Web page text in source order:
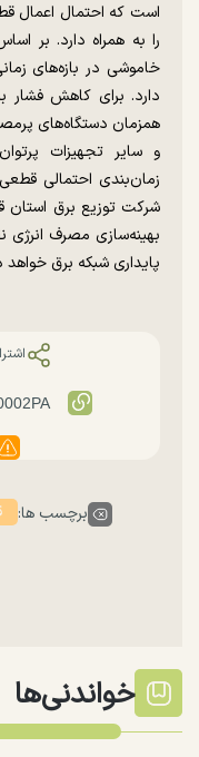
است که احتمال اعمال
را به همراه دارد. بر
خاموشی در بازه‌های
دارد. برای کاهش فشار
همزمان دستگاه‌های
و سایر تجهیزات
زمان‌بندی احتمالی
شرکت توزیع برق استان
بهینه‌سازی مصرف
پایداری شبکه برق
برچسب ها:
خواندنی‌ها